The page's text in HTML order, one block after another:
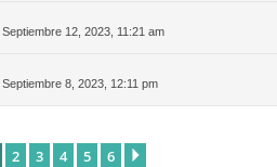
Septiembre 12, 2023, 11:21 am
Septiembre 8, 2023, 12:11 pm
2 3 4 5 6